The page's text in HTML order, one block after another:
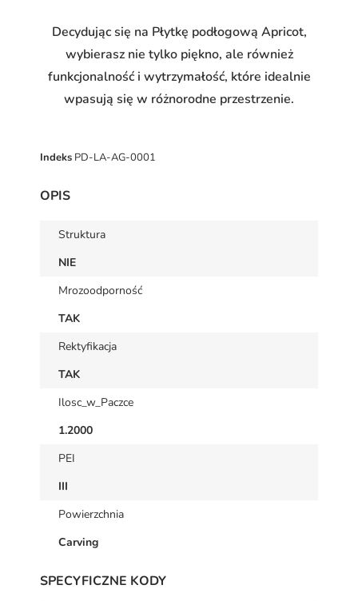
Decydując się na Płytkę podłogową Apricot,
wybierasz nie tylko piękno, ale również
funkcjonalność i wytrzymałość, które idealnie
wpasują się w różnorodne przestrzenie.
Indeks PD-LA-AG-0001
OPIS
Struktura
NIE
Mrozoodporność
TAK
Rektyfikacja
TAK
Ilosc_w_Paczce
1.2000
PEI
III
Powierzchnia
Carving
SPECYFICZNE KODY